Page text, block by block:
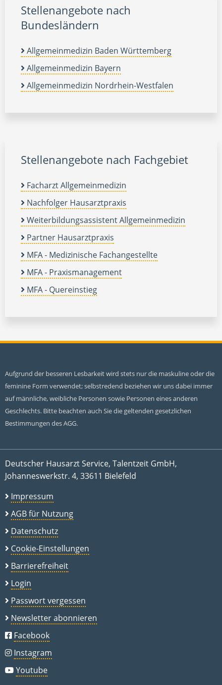
Stellenangebote nach
Bundesländern
Allgemeinmedizin Baden Württemberg
Allgemeinmedizin Bayern
Allgemeinmedizin Nordrhein-Westfalen
Stellenangebote nach Fachgebiet
Facharzt Allgemeinmedizin
Nachfolger Hausarztpraxis
Weiterbildungsassistent Allgemeinmedizin
Partner Hausarztpraxis
MFA - Medizinische Fachangestellte
MFA - Praxismanagement
MFA - Quereinstieg
Aufgrund der besseren Lesbarkeit wird stets nur die maskuline oder die
feminine Form verwendet; selbstredend beziehen wir uns dabei immer
auf männliche, weibliche Personen sowie Personen eines anderen
Geschlechts. Bitte beachten auch Sie die geltenden gesetzlichen
Bestimmungen des AGG.
Deutscher Hausarzt Service, Talentzeit GmbH,
Johanneswerkstr. 4, 33611 Bielefeld
Impressum
AGB für Nutzung
Datenschutz
Cookie-Einstellungen
Barrierefreiheit
Login
Passwort vergessen
Newsletter abonnieren
Facebook
Instagram
Youtube